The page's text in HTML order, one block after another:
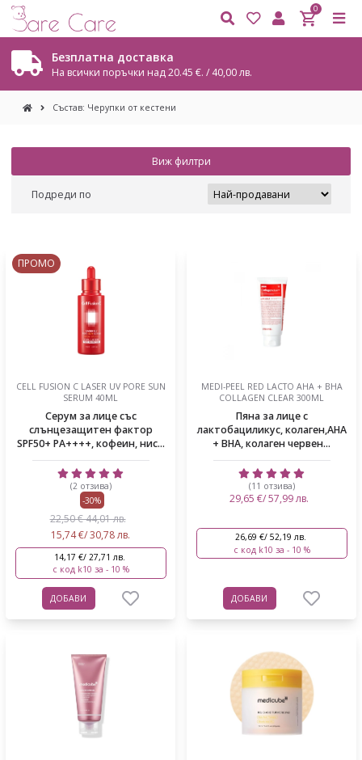
0
Безплатна доставка
На всички поръчки над 20.45 €. / 40,00 лв.
Състав: Черупки от кестени
Виж филтри
Подреди по
ПРОМО
CELL FUSION C LASER UV PORE SUN
SERUM 40ML
Серум за лице със
слънцезащитен фактор
SPF50+ PA++++, кофеин, нис...
(2 отзива)
-30%
22,50 € 44,01 лв.
15,74 €/ 30,78 лв.
14,17 €/ 27,71 лв.
с код k10 за - 10 %
ДОБАВИ
MEDI-PEEL RED LACTO AHA + BHA
COLLAGEN CLEAR 300ML
Пяна за лице с
лактобациликус, колаген,AHA
+ BHA, колаген червен...
(11 отзива)
29,65 €/ 57,99 лв.
26,69 €/ 52,19 лв.
с код k10 за - 10 %
ДОБАВИ